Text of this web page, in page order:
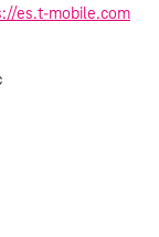
es.t‑mobile.com